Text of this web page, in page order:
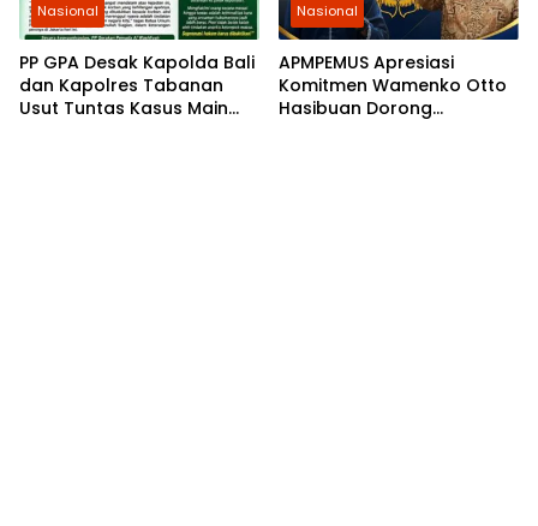
Nasional
PP GPA Desak Kapolda Bali
dan Kapolres Tabanan
Usut Tuntas Kasus Main
Nasional
APMPEMUS Apresiasi
Komitmen Wamenko Otto
Hasibuan Dorong